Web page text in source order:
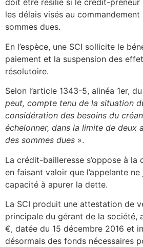
doit être résilié si le crédit-preneur
les délais visés au
sommes dues.
En l’espèce, une SCI sollicite le
paiement et la suspension des
résolutoire.
Selon l’article 1343-5, alinéa 1er,
peut, compte tenu de la situation
considération des besoins du
échelonner, dans la limite de deux
des sommes dues ».
La crédit-bailleresse s’oppose à la
en faisant valoir que l’appelante
capacité à apurer la dette.
La SCI produit une attestation de
principale du gérant de la société,
€, datée du 15 décembre 2016 et
désormais des fonds nécessaires